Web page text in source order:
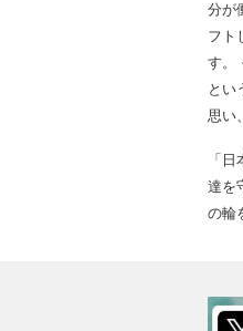
分が
フト
す。
とい
思い
「
達を
の輪